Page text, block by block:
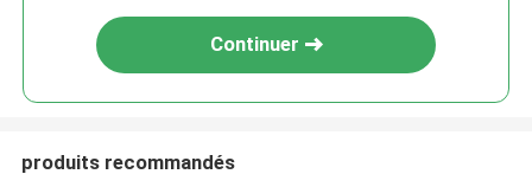
Continuer
produits recommandés